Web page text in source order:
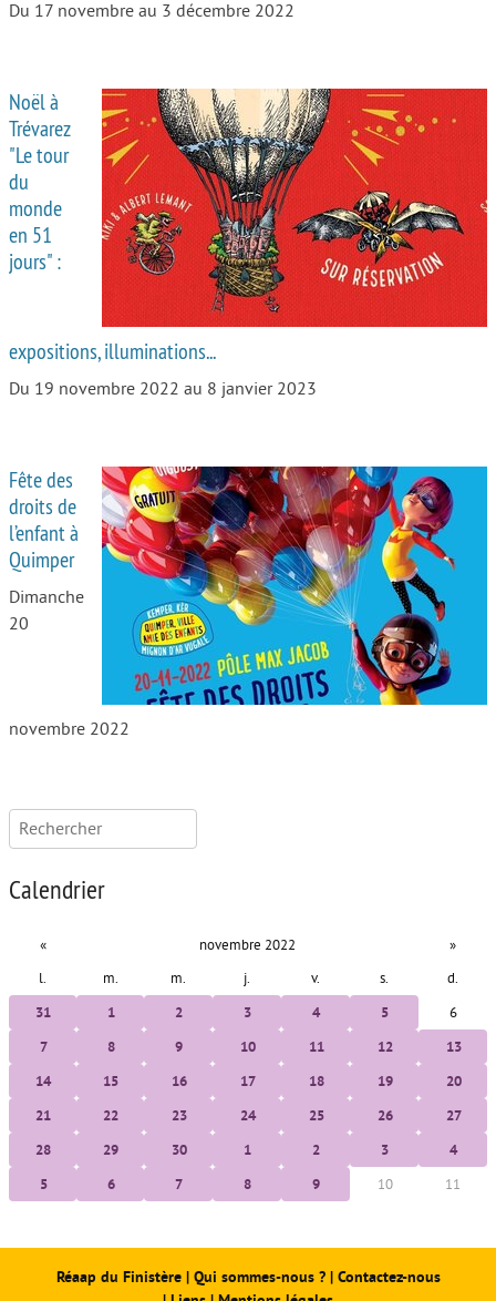
Aide aux parents
Place aux grands-parents
Du 17 novembre au 3 décembre 2022
Noël à
Trévarez
"Le tour
du
monde
en 51
jours" :
expositions, illuminations...
Du 19 novembre 2022 au 8 janvier 2023
Fête des
droits de
l’enfant à
Quimper
Dimanche
20
novembre 2022
Rechercher :
Calendrier
« novembre 2022 »
l. m. m. j. v. s. d.
31 1 2 3 4 5 6
7 8 9 10 11 12 13
14 15 16 17 18 19 20
21 22 23 24 25 26 27
28 29 30 1 2 3 4
5 6 7 8 9 10 11
Réaap du Finistère| Qui sommes-nous ? | Contactez-nous